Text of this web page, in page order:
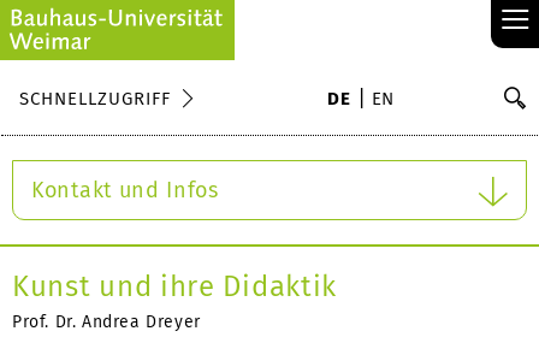
≡
SCHNELLZUGRIFF DE EN
Kontakt und Infos
Kunst und ihre Didaktik
Prof. Dr. Andrea Dreyer